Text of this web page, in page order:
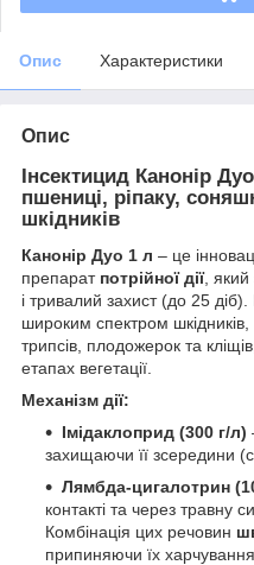
Опис Характеристики
Опис
Інсектицид Канонір
пшениці, ріпаку,
шкідників
Канонір Дуо 1 л – це
препарат потрійної дії, який
і тривалий захист (до 25
широким спектром
трипсів, плодожерок та
етапах вегетації.
Механізм дії:
Імідаклоприд (300 г/л)
захищаючи її зсередини
Лямбда-цигалотрин
контакті та через травну
Комбінація цих речовин
припиняючи їх